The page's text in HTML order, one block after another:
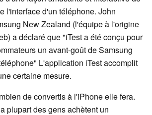
l'interface d'un téléphone. John
New Zealand (l'équipe à l'origine
a déclaré que "iTest a été conçu pour
un avant-goût de Samsung
L'application iTest accomplit
certaine mesure.
de convertis à l'iPhone elle fera.
plupart des gens achètent un